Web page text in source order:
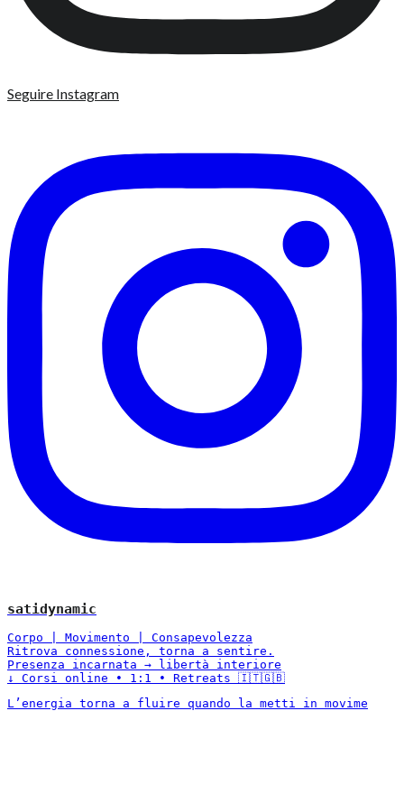
Seguire Instagram
satidynamic
Corpo | Movimento | Consapevolezza
Ritrova connessione, torna a sentire.
Presenza incarnata → libertà interiore
↓ Corsi online • 1:1 • Retreats 🇮🇹🇬🇧
L’energia torna a fluire quando la metti in movime